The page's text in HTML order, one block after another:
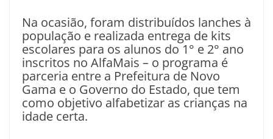
Na ocasião, foram distribuídos lanches à
população e realizada entrega de kits
escolares para os alunos do 1° e 2° ano
inscritos no AlfaMais – o programa é
parceria entre a Prefeitura de Novo
Gama e o Governo do Estado, que tem
como objetivo alfabetizar as crianças na
idade certa.